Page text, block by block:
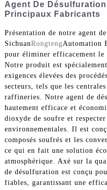
Agent De
Principaux Fabricants
Présentation de notre agent
SichuanRongtengAutomation
pour éliminer efficacement le
Notre produit est
exigences élevées des
secteurs, tels que les
raffineries. Notre agent de
hautement efficace et
dioxyde de soufre et
environnementales. Il est
composés soufrés et les
ce qui en fait une solution
atmosphérique. Axé sur la
de désulfuration est conçu
fiables, garantissant une